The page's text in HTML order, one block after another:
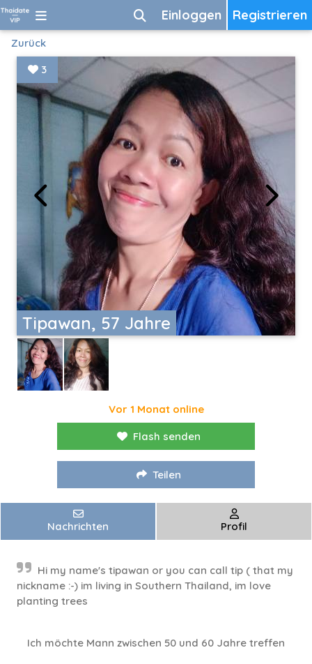
Registrieren
Einloggen
Zurück
Tipawan, 57 Jahre
3
Vor 1 Monat online
Flash senden
Teilen
Nachrichten Profil
Hi my name's tipawan or you can call tip ( that my
nickname :⁠-⁠) im living in Southern Thailand, im love
planting trees
Ich möchte Mann zwischen 50 und 60 Jahre treffen